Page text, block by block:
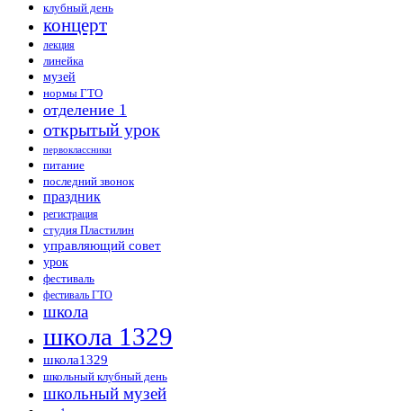
клубный день
концерт
лекция
линейка
музей
нормы ГТО
отделение 1
открытый урок
первоклассники
питание
последний звонок
праздник
регистрация
студия Пластилин
управляющий совет
урок
фестиваль
фестиваль ГТО
школа
школа 1329
школа1329
школьный клубный день
школьный музей